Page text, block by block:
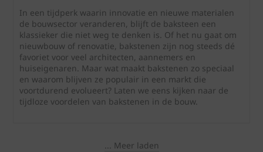
In een tijdperk waarin innovatie en nieuwe materialen
de bouwsector veranderen, blijft de baksteen een
klassieker die niet weg te denken is. Of het nu gaat om
nieuwbouw of renovatie, bakstenen zijn nog steeds dé
favoriet voor veel architecten, aannemers en
huiseigenaren. Maar wat maakt bakstenen zo speciaal
en waarom blijven ze populair in een markt die
voortdurend evolueert? Laten we eens kijken naar de
tijdloze voordelen van bakstenen in de bouw.
... Meer laden